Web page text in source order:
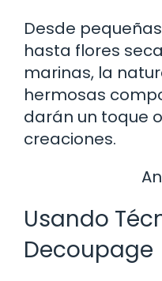
Desde
hasta flores
marinas, la
hermosas
darán un toque
creaciones.
Usando
Decoupage